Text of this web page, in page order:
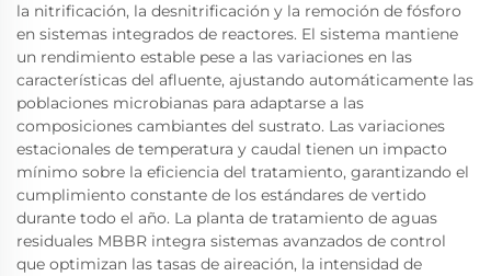
la nitrificación, la desnitrificación y la remoción de fósforo
en sistemas integrados de reactores. El sistema mantiene
un rendimiento estable pese a las variaciones en las
características del afluente, ajustando automáticamente las
poblaciones microbianas para adaptarse a las
composiciones cambiantes del sustrato. Las variaciones
estacionales de temperatura y caudal tienen un impacto
mínimo sobre la eficiencia del tratamiento, garantizando el
cumplimiento constante de los estándares de vertido
durante todo el año. La planta de tratamiento de aguas
residuales MBBR integra sistemas avanzados de control
que optimizan las tasas de aireación, la intensidad de